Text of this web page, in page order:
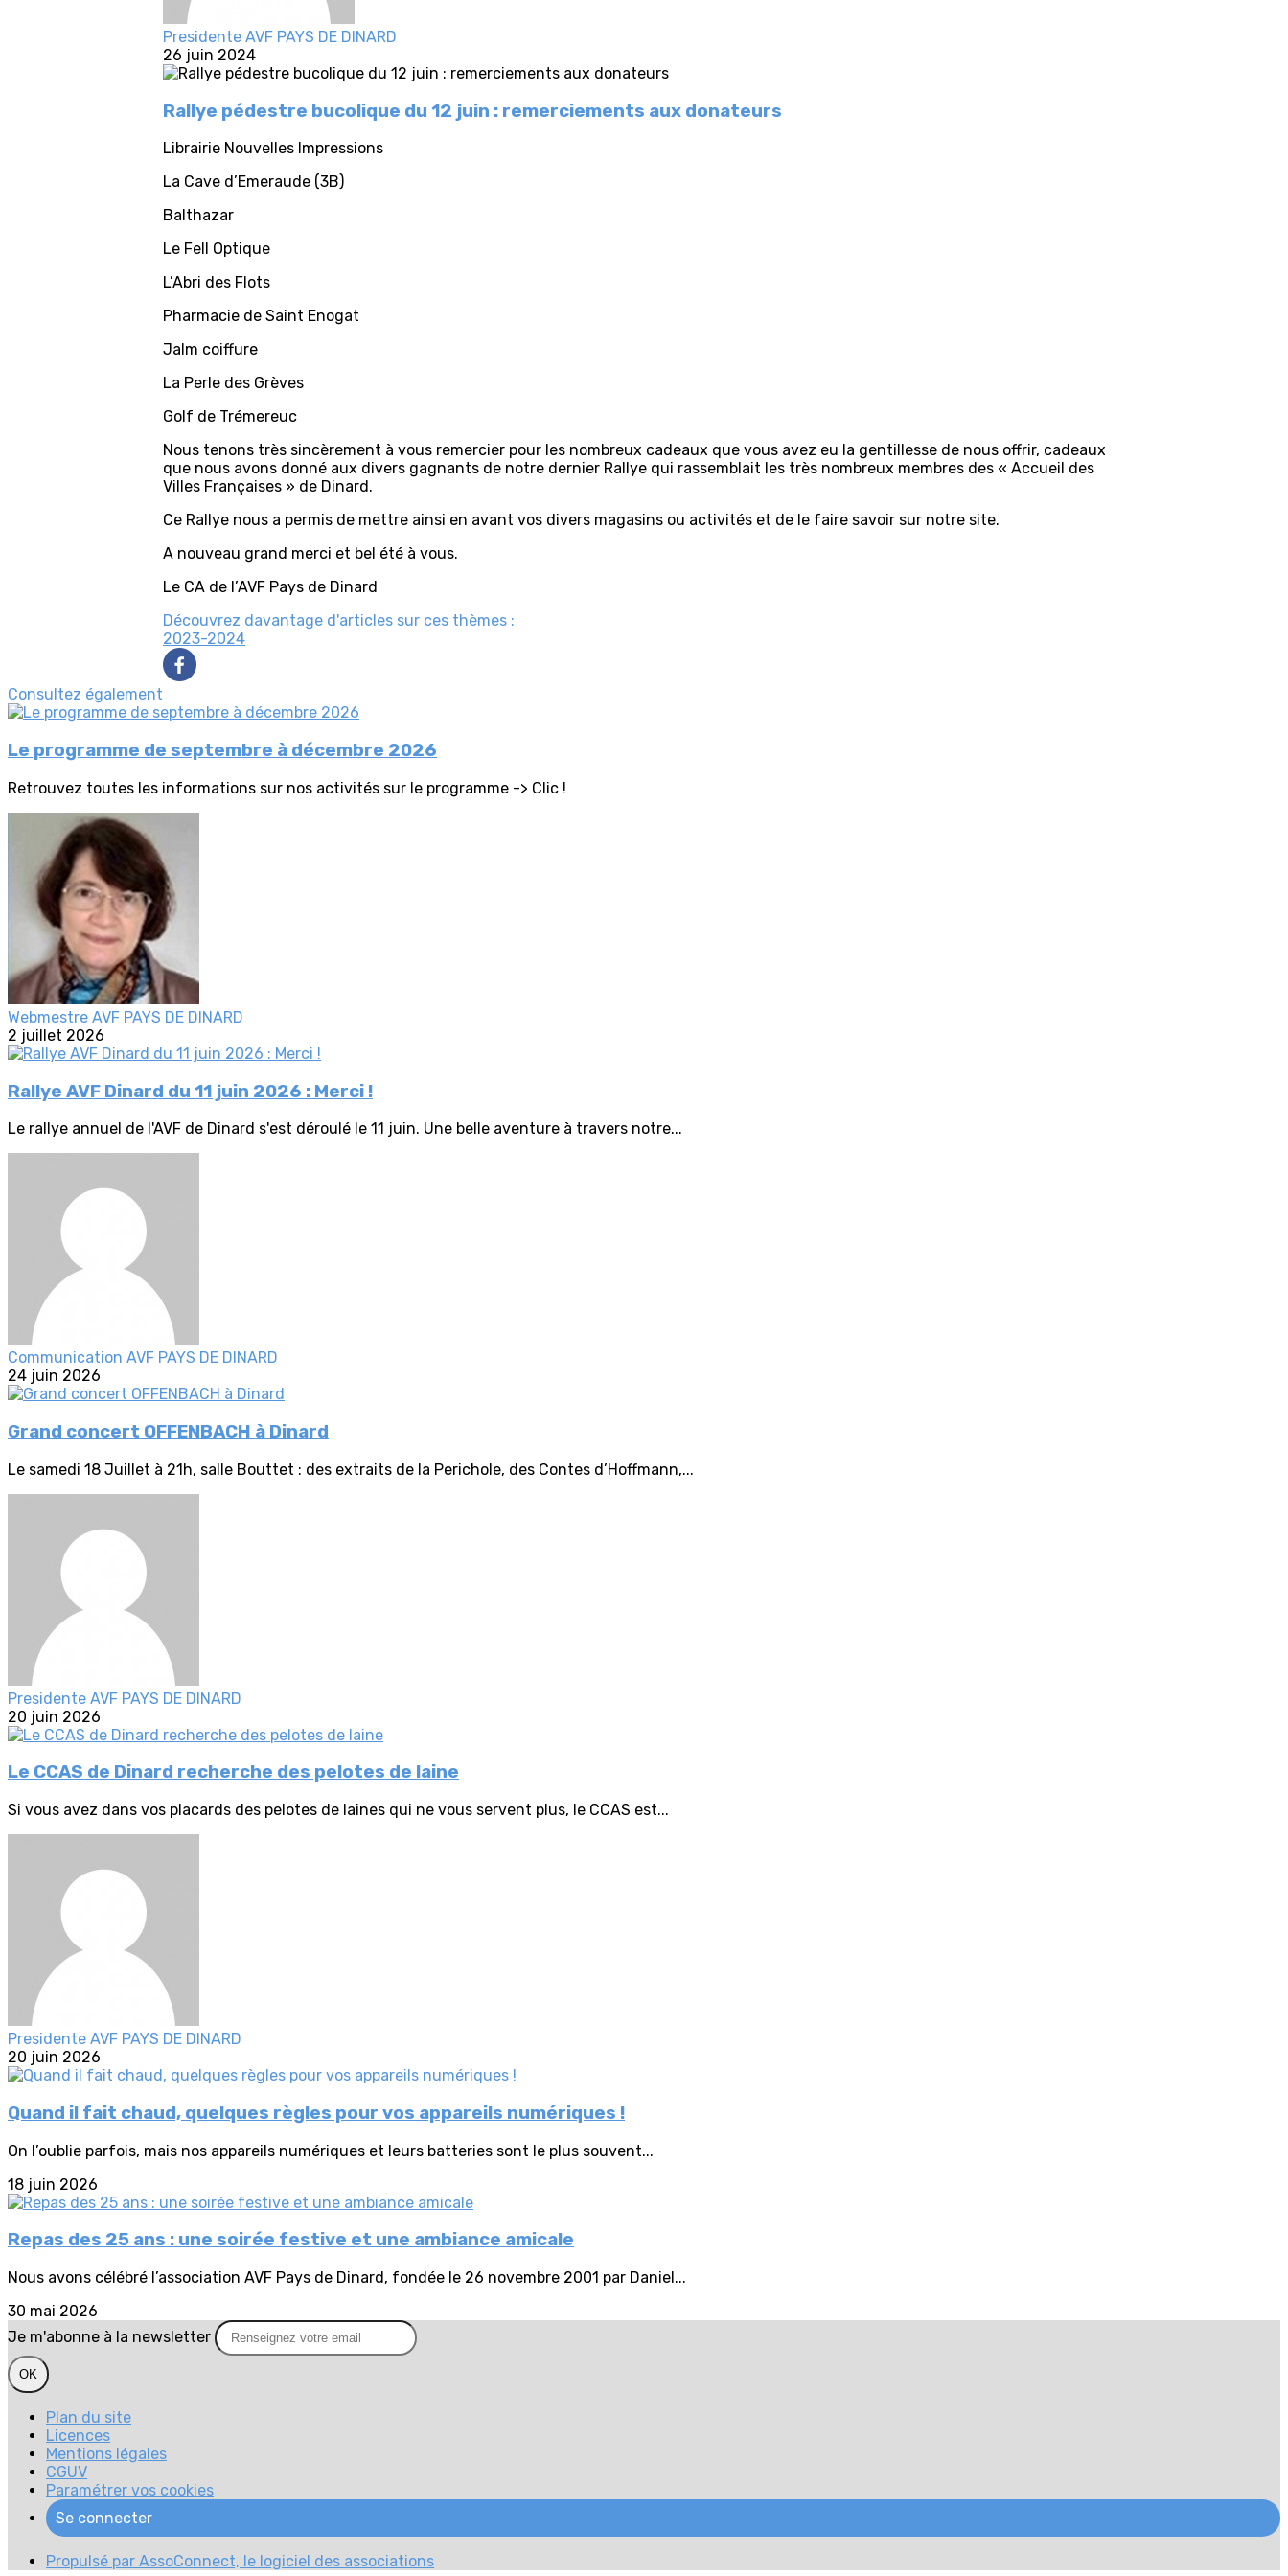
Presidente AVF PAYS DE DINARD
26 juin 2024
Rallye pédestre bucolique du 12 juin : remerciements aux donateurs
Librairie Nouvelles Impressions
La Cave d’Emeraude (3B)
Balthazar
Le Fell Optique
L’Abri des Flots
Pharmacie de Saint Enogat
Jalm coiffure
La Perle des Grèves
Golf de Trémereuc
Nous tenons très sincèrement à vous remercier pour les nombreux cadeaux que vous avez eu la gentillesse de nous offrir, cadeaux
que nous avons donné aux divers gagnants de notre dernier Rallye qui rassemblait les très nombreux membres des « Accueil des
Villes Françaises » de Dinard.
Ce Rallye nous a permis de mettre ainsi en avant vos divers magasins ou activités et de le faire savoir sur notre site.
A nouveau grand merci et bel été à vous.
Le CA de l’AVF Pays de Dinard
Découvrez davantage d'articles sur ces thèmes :
2023-2024
Consultez également
Le programme de septembre à décembre 2026
Retrouvez toutes les informations sur nos activités sur le programme -> Clic !
Webmestre AVF PAYS DE DINARD
2 juillet 2026
Rallye AVF Dinard du 11 juin 2026 : Merci !
Le rallye annuel de l'AVF de Dinard s'est déroulé le 11 juin. Une belle aventure à travers notre...
Communication AVF PAYS DE DINARD
24 juin 2026
Grand concert OFFENBACH à Dinard
Le samedi 18 Juillet à 21h, salle Bouttet : des extraits de la Perichole, des Contes d’Hoffmann,...
Presidente AVF PAYS DE DINARD
20 juin 2026
Le CCAS de Dinard recherche des pelotes de laine
Si vous avez dans vos placards des pelotes de laines qui ne vous servent plus, le CCAS est...
Presidente AVF PAYS DE DINARD
20 juin 2026
Quand il fait chaud, quelques règles pour vos appareils numériques !
On l’oublie parfois, mais nos appareils numériques et leurs batteries sont le plus souvent...
18 juin 2026
Repas des 25 ans : une soirée festive et une ambiance amicale
Nous avons célébré l’association AVF Pays de Dinard, fondée le 26 novembre 2001 par Daniel...
30 mai 2026
Je m'abonne à la newsletter
OK
Plan du site
Licences
Mentions légales
CGUV
Paramétrer vos cookies
Se connecter
Propulsé par AssoConnect, le logiciel des associations